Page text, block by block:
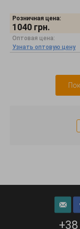
Розничная цена:
1040 грн.
Оптовая цена:
Узнать оптовую цену